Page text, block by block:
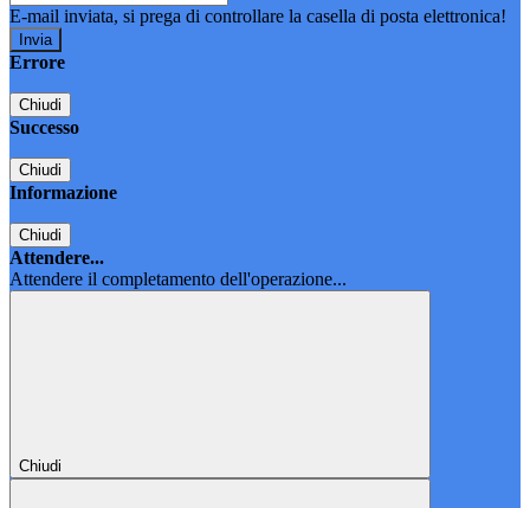
E-mail inviata, si prega di controllare la casella di posta elettronica!
Errore
Chiudi
Successo
Chiudi
Informazione
Chiudi
Attendere...
Attendere il completamento dell'operazione...
Chiudi